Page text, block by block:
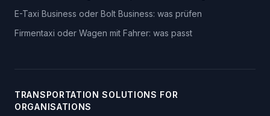
E-Taxi Business oder Bolt Business: was prüfen
Firmentaxi oder Wagen mit Fahrer: was passt
TRANSPORTATION SOLUTIONS FOR
ORGANISATIONS